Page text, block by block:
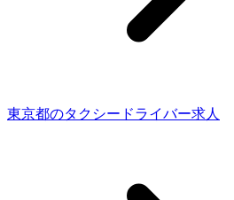
東京都のタクシードライバー求人